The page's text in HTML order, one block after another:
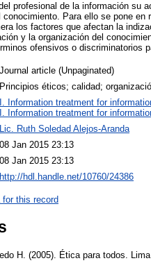
profesional de la información su
conocimiento. Para ello se pone
los factores que afectan la
y la organización del
ofensivos o discriminatorios
Journal article (Unpaginated)
Principios éticos; calidad;
I. Information treatment for
I. Information treatment for
Lic. Ruth Soledad Alejos-Aranda
08 Jan 2015 23:13
08 Jan 2015 23:13
http://hdl.handle.net/10760/24386
this record
H. (2005). Ética para todos.